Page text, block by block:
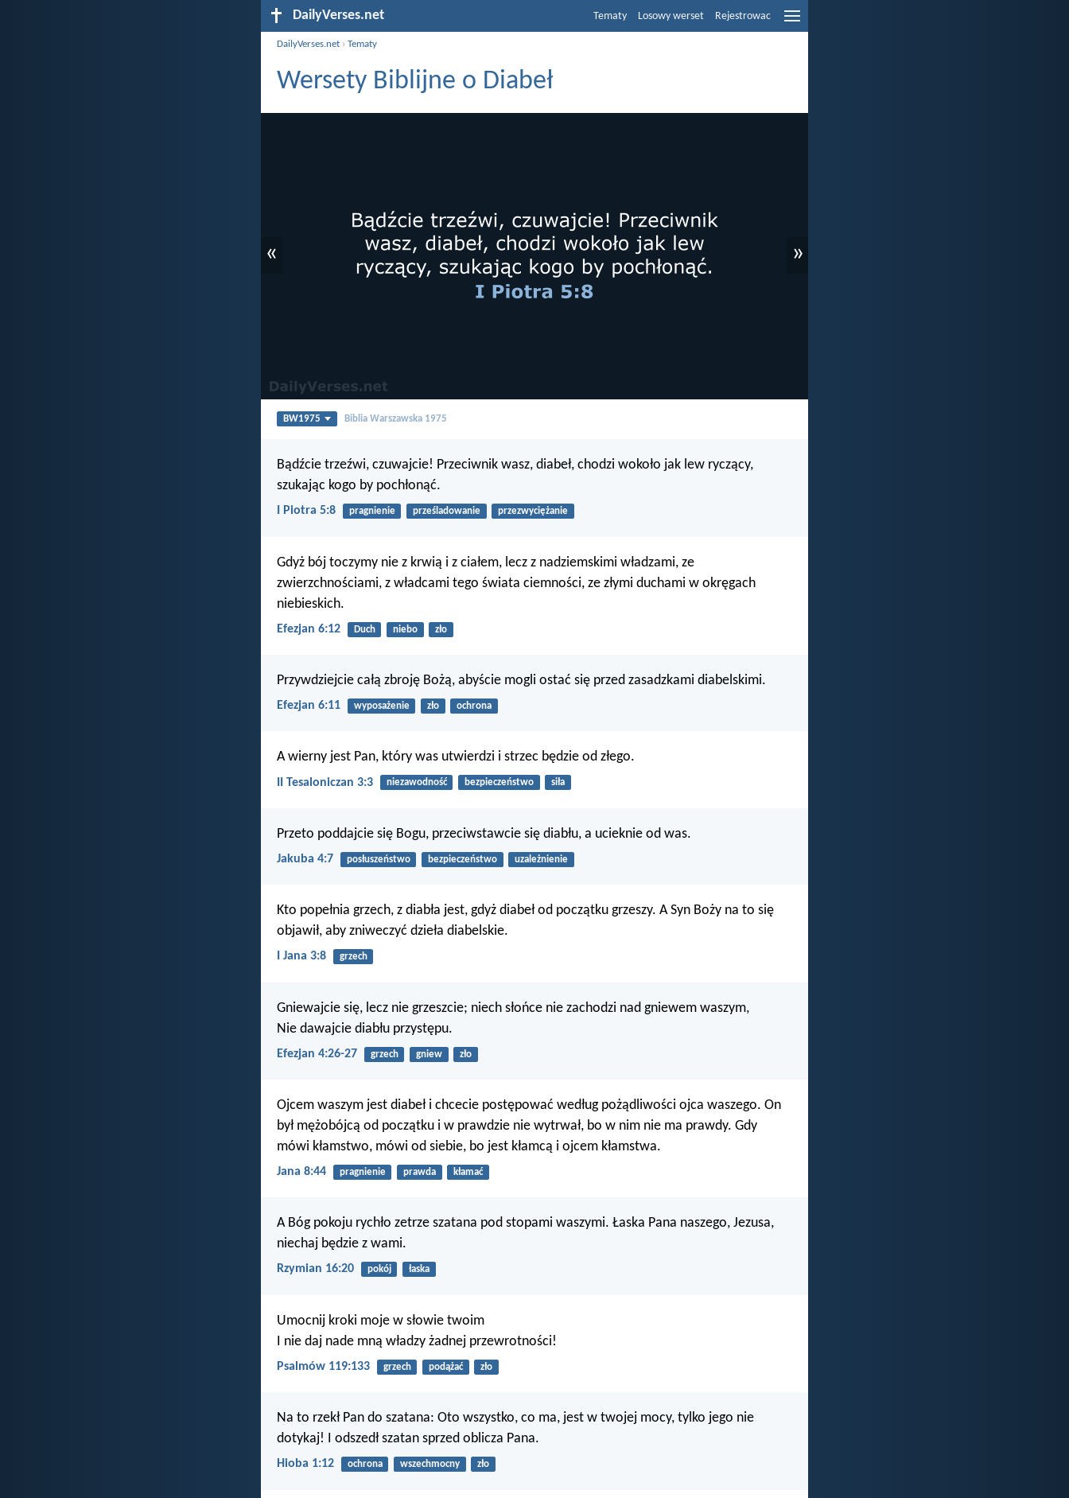
DailyVerses.net Tematy Losowy werset Rejestrowac
DailyVerses.net ›Tematy
Wersety Biblijne o Diabeł
« »
BW1975 Biblia Warszawska 1975
Bądźcie trzeźwi, czuwajcie! Przeciwnik wasz, diabeł, chodzi wokoło jak lew ryczący,
szukając kogo by pochłonąć.
I Piotra 5:8 pragnienie prześladowanie przezwyciężanie
Gdyż bój toczymy nie z krwią i z ciałem, lecz z nadziemskimi władzami, ze
zwierzchnościami, z władcami tego świata ciemności, ze złymi duchami w okręgach
niebieskich.
Efezjan 6:12 Duch niebo zło
Przywdziejcie całą zbroję Bożą, abyście mogli ostać się przed zasadzkami diabelskimi.
Efezjan 6:11 wyposażenie zło ochrona
A wierny jest Pan, który was utwierdzi i strzec będzie od złego.
II Tesaloniczan 3:3 niezawodność bezpieczeństwo siła
Przeto poddajcie się Bogu, przeciwstawcie się diabłu, a ucieknie od was.
Jakuba 4:7 posłuszeństwo bezpieczeństwo uzależnienie
Kto popełnia grzech, z diabła jest, gdyż diabeł od początku grzeszy. A Syn Boży na to się
objawił, aby zniweczyć dzieła diabelskie.
I Jana 3:8 grzech
Gniewajcie się, lecz nie grzeszcie; niech słońce nie zachodzi nad gniewem waszym,
Nie dawajcie diabłu przystępu.
Efezjan 4:26-27 grzech gniew zło
Ojcem waszym jest diabeł i chcecie postępować według pożądliwości ojca waszego. On
był mężobójcą od początku i w prawdzie nie wytrwał, bo w nim nie ma prawdy. Gdy
mówi kłamstwo, mówi od siebie, bo jest kłamcą i ojcem kłamstwa.
Jana 8:44 pragnienie prawda kłamać
A Bóg pokoju rychło zetrze szatana pod stopami waszymi. Łaska Pana naszego, Jezusa,
niechaj będzie z wami.
Rzymian 16:20 pokój łaska
Umocnij kroki moje w słowie twoim
I nie daj nade mną władzy żadnej przewrotności!
Psalmów 119:133 grzech podążać zło
Na to rzekł Pan do szatana: Oto wszystko, co ma, jest w twojej mocy, tylko jego nie
dotykaj! I odszedł szatan sprzed oblicza Pana.
Hioba 1:12 ochrona wszechmocny zło